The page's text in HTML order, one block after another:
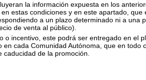
la información expuesta en los
estas condiciones y en este apartado, que
a un plazo determinado ni a una
de venta al público).
o incentivo, este podrá ser entregado en el
en cada Comunidad Autónoma, que en todo
caducidad de la promoción.